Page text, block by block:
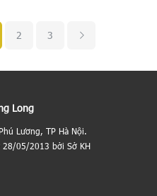
2 3
Long
Lương, TP Hà Nội.
28/05/2013 bởi Sở KH